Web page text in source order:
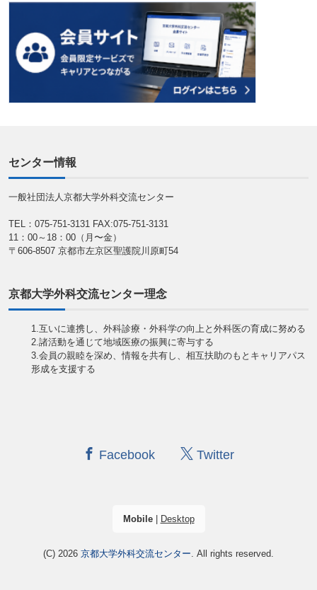
センター情報
一般社団法人京都大学外科交流センター
TEL：075-751-3131 FAX:075-751-3131
11：00～18：00（月〜金）
〒606-8507 京都市左京区聖護院川原町54
京都大学外科交流センター理念
1.互いに連携し、外科診療・外科学の向上と外科医の育成に努める
2.諸活動を通じて地域医療の振興に寄与する
3.会員の親睦を深め、情報を共有し、相互扶助のもとキャリアパス
形成を支援する
Facebook Twitter
Mobile| Desktop
(C) 2026 京都大学外科交流センター. All rights reserved.